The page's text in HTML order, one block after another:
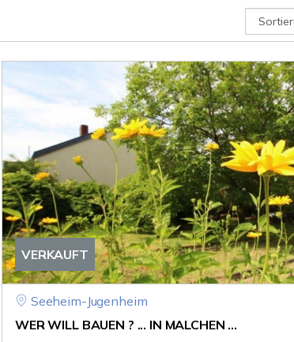
VERKAUFT
Seeheim-Jugenheim
WER WILL BAUEN ? ... IN MALCHEN ...